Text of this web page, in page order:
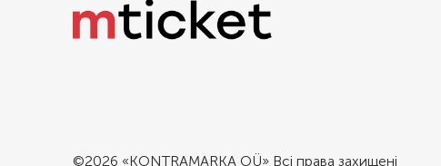
©2026 «KONTRAMARKA OÜ» Всі права захищені